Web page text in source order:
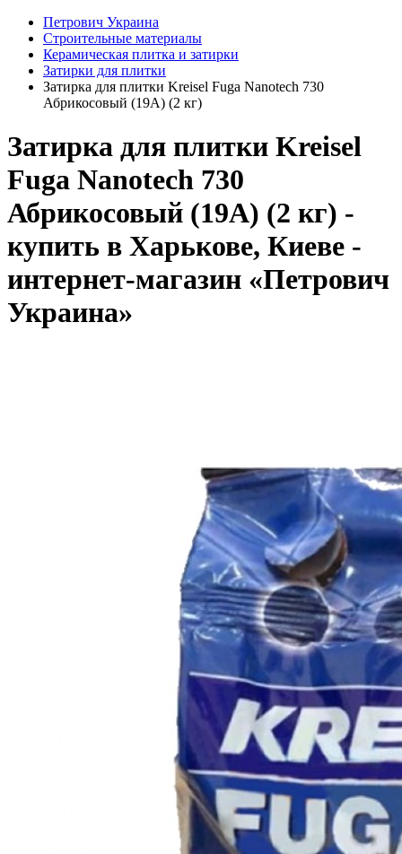
Петрович Украина
Строительные материалы
Керамическая плитка и затирки
Затирки для плитки
Затирка для плитки Kreisel Fuga Nanotech 730
Абрикосовый (19А) (2 кг)
Затирка для плитки Kreisel
Fuga Nanotech 730
Абрикосовый (19А) (2 кг) -
купить в Харькове, Киеве -
интернет-магазин «Петрович
Украина»